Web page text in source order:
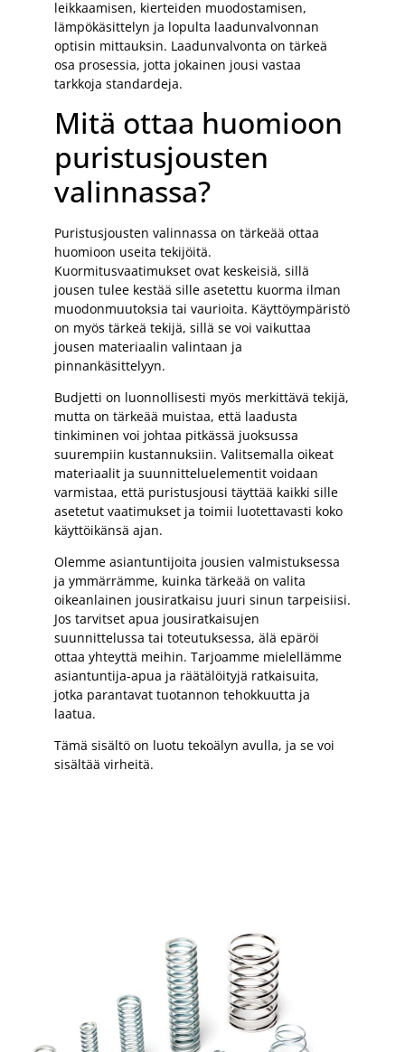
leikkaamisen, kierteiden muodostamisen,
lämpökäsittelyn ja lopulta laadunvalvonnan
optisin mittauksin. Laadunvalvonta on tärkeä
osa prosessia, jotta jokainen jousi vastaa
tarkkoja standardeja.
Mitä ottaa huomioon
puristusjousten
valinnassa?
Puristusjousten valinnassa on tärkeää ottaa
huomioon useita tekijöitä.
Kuormitusvaatimukset ovat keskeisiä, sillä
jousen tulee kestää sille asetettu kuorma ilman
muodonmuutoksia tai vaurioita. Käyttöympäristö
on myös tärkeä tekijä, sillä se voi vaikuttaa
jousen materiaalin valintaan ja
pinnankäsittelyyn.
Budjetti on luonnollisesti myös merkittävä tekijä,
mutta on tärkeää muistaa, että laadusta
tinkiminen voi johtaa pitkässä juoksussa
suurempiin kustannuksiin. Valitsemalla oikeat
materiaalit ja suunnitteluelementit voidaan
varmistaa, että puristusjousi täyttää kaikki sille
asetetut vaatimukset ja toimii luotettavasti koko
käyttöikänsä ajan.
Olemme asiantuntijoita jousien valmistuksessa
ja ymmärrämme, kuinka tärkeää on valita
oikeanlainen jousiratkaisu juuri sinun tarpeisiisi.
Jos tarvitset apua jousiratkaisujen
suunnittelussa tai toteutuksessa, älä epäröi
ottaa yhteyttä meihin. Tarjoamme mielellämme
asiantuntija-apua ja räätälöityjä ratkaisuita,
jotka parantavat tuotannon tehokkuutta ja
laatua.
Tämä sisältö on luotu tekoälyn avulla, ja se voi
sisältää virheitä.